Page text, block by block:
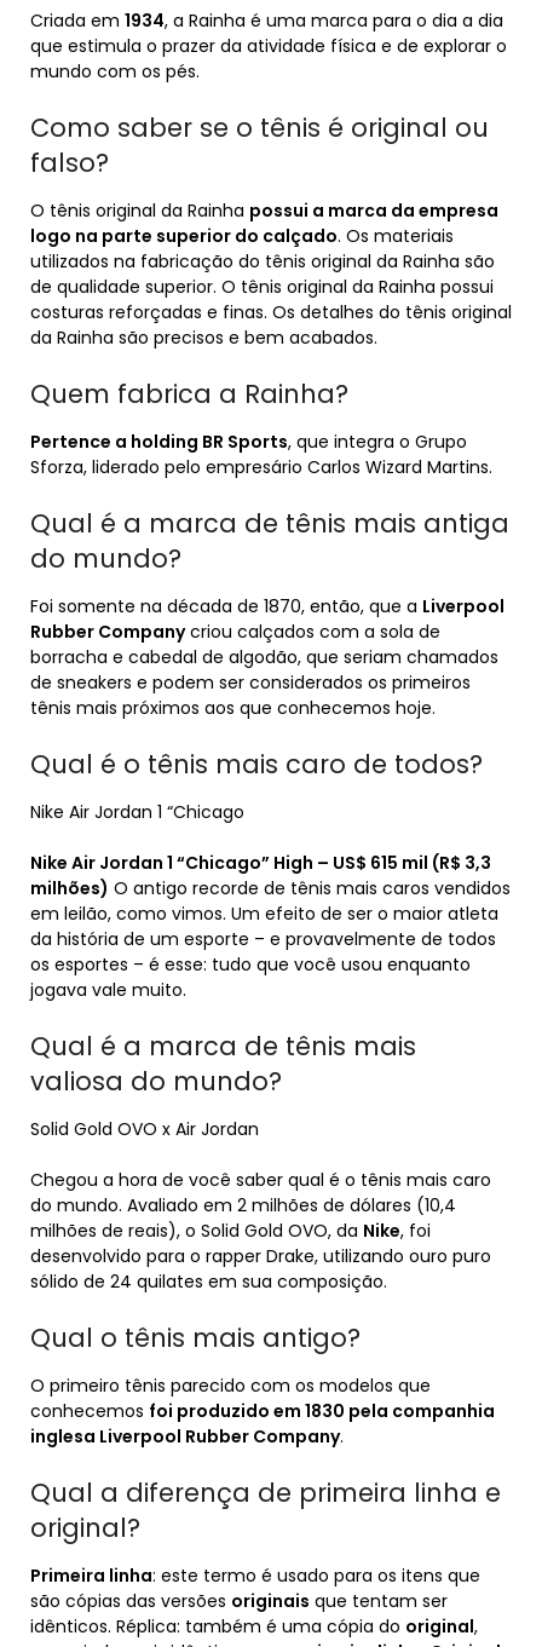
Criada em 1934, a Rainha é uma marca para o dia a dia
que estimula o prazer da atividade física e de explorar o
mundo com os pés.
Como saber se o tênis é original ou
falso?
O tênis original da Rainha possui a marca da empresa
logo na parte superior do calçado. Os materiais
utilizados na fabricação do tênis original da Rainha são
de qualidade superior. O tênis original da Rainha possui
costuras reforçadas e finas. Os detalhes do tênis original
da Rainha são precisos e bem acabados.
Quem fabrica a Rainha?
Pertence a holding BR Sports, que integra o Grupo
Sforza, liderado pelo empresário Carlos Wizard Martins.
Qual é a marca de tênis mais antiga
do mundo?
Foi somente na década de 1870, então, que a Liverpool
Rubber Companycriou calçados com a sola de
borracha e cabedal de algodão, que seriam chamados
de sneakers e podem ser considerados os primeiros
tênis mais próximos aos que conhecemos hoje.
Qual é o tênis mais caro de todos?
Nike Air Jordan 1 “Chicago
Nike Air Jordan 1 “Chicago” High – US$ 615 mil (R$ 3,3
milhões) O antigo recorde de tênis mais caros vendidos
em leilão, como vimos. Um efeito de ser o maior atleta
da história de um esporte – e provavelmente de todos
os esportes – é esse: tudo que você usou enquanto
jogava vale muito.
Qual é a marca de tênis mais
valiosa do mundo?
Solid Gold OVO x Air Jordan
Chegou a hora de você saber qual é o tênis mais caro
do mundo. Avaliado em 2 milhões de dólares (10,4
milhões de reais), o Solid Gold OVO, da Nike, foi
desenvolvido para o rapper Drake, utilizando ouro puro
sólido de 24 quilates em sua composição.
Qual o tênis mais antigo?
O primeiro tênis parecido com os modelos que
conhecemos foi produzido em 1830 pela companhia
inglesa Liverpool Rubber Company.
Qual a diferença de primeira linha e
original?
Primeira linha: este termo é usado para os itens que
são cópias das versões originais que tentam ser
idênticos. Réplica: também é uma cópia do original,